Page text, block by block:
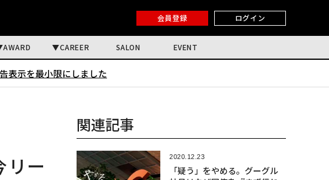
会員登録 ログイン
AWARD CAREER SALON EVENT
表示を最小限にしました
ー
関連記事
2020.12.23
「疑う」をやめる。グーグル